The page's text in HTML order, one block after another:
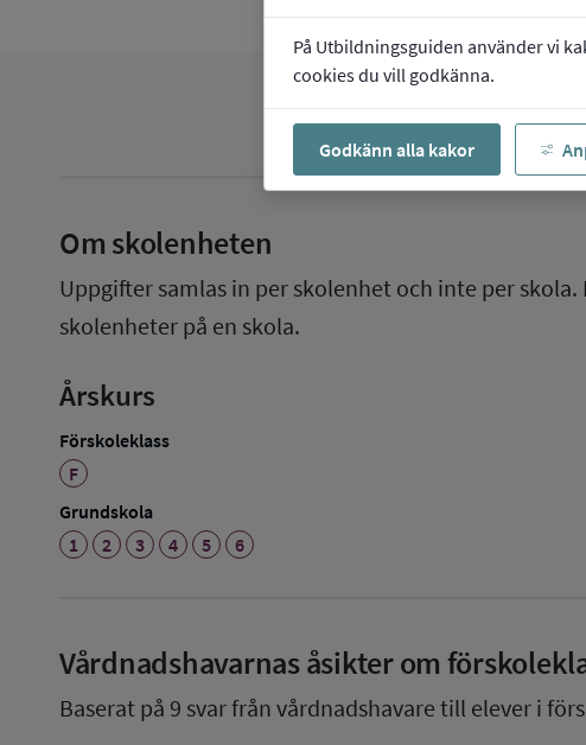
På Utbildningsguiden använder vi
cookies du vill godkänna.
Godkänn alla kakor
Om skolenheten
Uppgifter samlas in per skolenhet och inte per skola.
skolenheter på en skola.
Årskurs
Förskoleklass
F
Grundskola
1
2 3 4 5 6
Vårdnadshavarnas åsikter om
Baserat på 9 svar från vårdnadshavare till elever i